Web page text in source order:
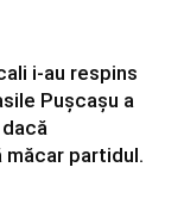
i-au respins
Pușcașu a
partidul.